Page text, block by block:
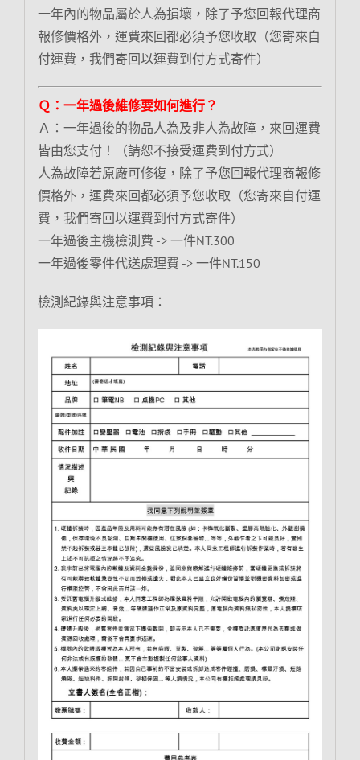
一年內的物品屬於人為損壞，除了予您回報代理商
報修價格外，運費來回都必須予您收取（您寄來自
付運費，我們寄回以運費到付方式寄件）
Ｑ：一年過後維修要如何進行？
Ａ：一年過後的物品人為及非人為故障，來回運費
皆由您支付！（請恕不接受運費到付方式）
人為故障若原廠可修復，除了予您回報代理商報修
價格外，運費來回都必須予您收取（您寄來自付運
費，我們寄回以運費到付方式寄件）
一年過後主機檢測費 -> 一件NT.300
一年過後零件代送處理費 -> 一件NT.150
檢測紀錄與注意事項：